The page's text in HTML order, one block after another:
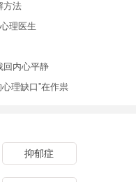
方法
理医生
回内心平静
理缺口”在作祟
抑郁症